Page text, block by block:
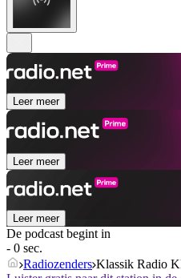
Leer meer
Leer meer
Leer meer
De podcast begint in
- 0 sec.
Radiozenders Klassik Radio